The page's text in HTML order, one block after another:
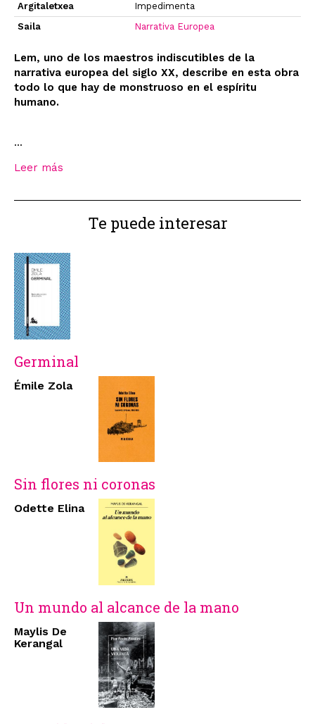
Argitaletxea
Impedimenta
Saila
Narrativa Europea
Lem, uno de los maestros indiscutibles de la
narrativa europea del siglo XX, describe en esta obra
todo lo que hay de monstruoso en el espíritu
humano.
...
Leer más
Te puede interesar
Germinal
Émile Zola
Sin flores ni coronas
Odette Elina
Un mundo al alcance de la mano
Maylis De
Kerangal